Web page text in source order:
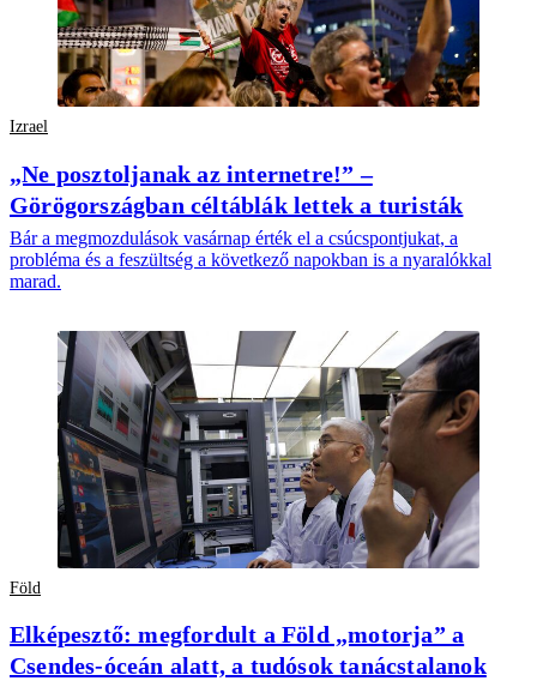
Izrael
„Ne posztoljanak az internetre!” –
Görögországban céltáblák lettek a turisták
Bár a megmozdulások vasárnap érték el a csúcspontjukat, a
probléma és a feszültség a következő napokban is a nyaralókkal
marad.
Föld
Elképesztő: megfordult a Föld „motorja” a
Csendes-óceán alatt, a tudósok tanácstalanok